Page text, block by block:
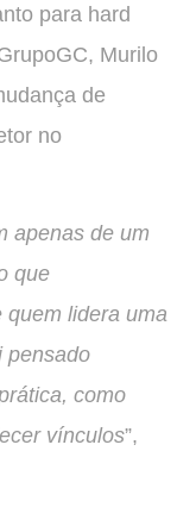
para hard
Murilo
de
no
apenas de um
que
quem lidera uma
pensado
como
vínculos”,